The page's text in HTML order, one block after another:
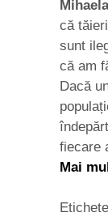
că
sunt
că am
Dacă
fiecare
Mai